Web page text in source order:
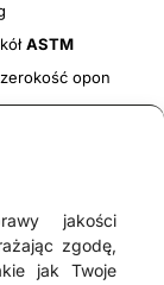
jakości
zgodę,
jak Twoje
ASTM
opon